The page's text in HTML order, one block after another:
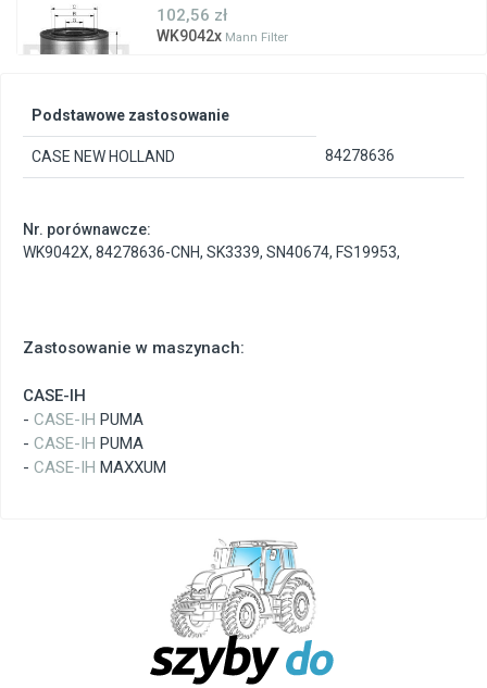
102,56 zł
WK9042x Mann Filter
Zastosowanie w maszynach:
CASE-IH
- CASE-IH PUMA
- CASE-IH PUMA
- CASE-IH MAXXUM
Podstawowe zastosowanie
CASE NEW HOLLAND 84278636
Nr. porównawcze:
WK9042X, 84278636-CNH, SK3339, SN40674, FS19953,